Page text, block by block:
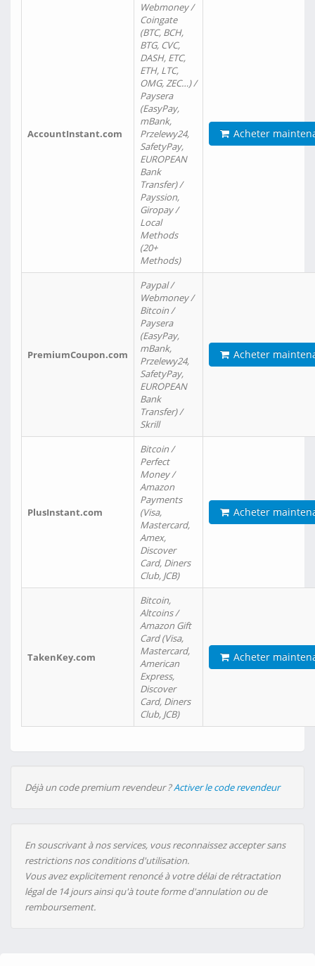
AccountInstant.com
Webmoney /
Coingate
(BTC, BCH,
BTG, CVC,
DASH, ETC,
ETH, LTC,
OMG, ZEC…) /
Paysera
(EasyPay,
mBank,
Przelewy24,
SafetyPay,
EUROPEAN
Bank
Transfer) /
Payssion,
Giropay /
Local
Methods
(20+
Methods)
Acheter
PremiumCoupon.com
Paypal /
Webmoney /
Bitcoin /
Paysera
(EasyPay,
mBank,
Przelewy24,
SafetyPay,
EUROPEAN
Bank
Transfer) /
Skrill
Acheter
PlusInstant.com
Bitcoin /
Perfect
Money /
Amazon
Payments
(Visa,
Mastercard,
Amex,
Discover
Card, Diners
Club, JCB)
Acheter
TakenKey.com
Bitcoin,
Altcoins /
Amazon Gift
Card (Visa,
Mastercard,
American
Express,
Discover
Card, Diners
Club, JCB)
Acheter
Déjà un code premium revendeur ?Activer le code revendeur
En souscrivant à nos services, vous reconnaissez accepter sans
restrictions nos conditions d'utilisation.
Vous avez explicitement renoncé à votre délai de rétractation
légal de 14 jours ainsi qu'à toute forme d'annulation ou de
remboursement.